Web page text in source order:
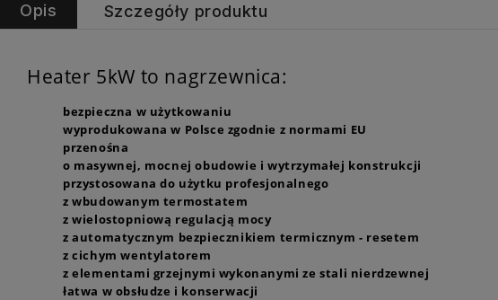
Opis Szczegóły produktu
Heater 5kW to nagrzewnica:
bezpieczna w użytkowaniu
wyprodukowana w Polsce zgodnie z normami EU
przenośna
o masywnej, mocnej obudowie i wytrzymałej konstrukcji
przystosowana do użytku profesjonalnego
z wbudowanym termostatem
z wielostopniową regulacją mocy
z automatycznym bezpiecznikiem termicznym - resetem
z cichym wentylatorem
z elementami grzejnymi wykonanymi ze stali nierdzewnej
łatwa w obsłudze i konserwacji